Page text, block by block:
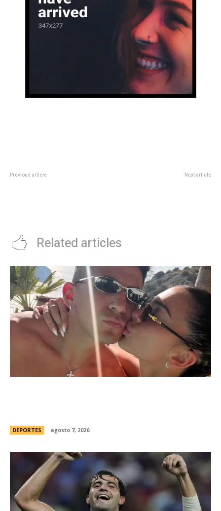
Previous article Next article
Related articles
DEPORTES agosto 7, 2026